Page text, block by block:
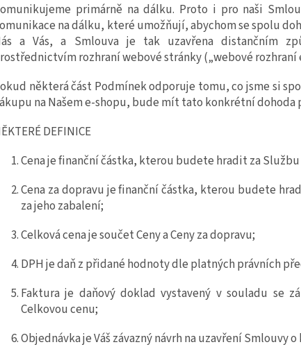
omunikujeme primárně na dálku. Proto i pro naši
na dálku, které umožňují, abychom se spolu
a Vás, a Smlouva je tak uzavřena distančním
rozhraní webové stránky („webové rozhraní
některá část Podmínek odporuje tomu, co jsme si
na Našeme-shopu, bude mít tato konkrétní dohoda
DEFINICE
Cenaje finanční částka, kterou budete hradit za
Cena za dopravu je finanční částka, kterou budete
za jeho zabalení;
Celková cenaje součet Ceny a Ceny za dopravu;
DPH je daň z přidané hodnoty dle platných právních
Faktura je daňový doklad vystavený v souladu se
Celkovou cenu;
Objednávkaje Váš závazný návrh na uzavření Smlouvy